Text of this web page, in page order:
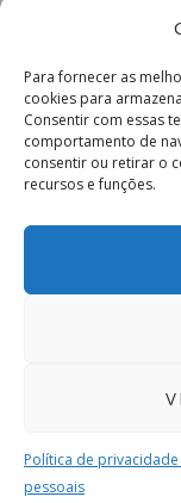
Para fornecer as
cookies para
Consentir com essas
comportamento de
consentir ou retirar o
recursos e funções.
Política de
pessoais